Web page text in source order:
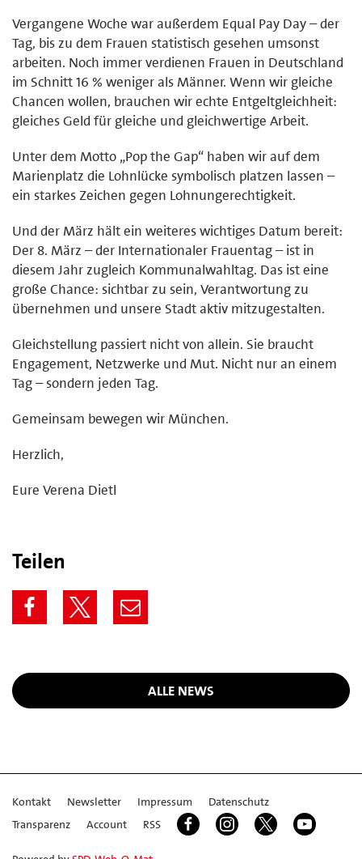
Vergangene Woche war außerdem Equal Pay Day – der
Tag, bis zu dem Frauen statistisch gesehen umsonst
arbeiten. Noch immer verdienen Frauen in Deutschland
im Schnitt 16 % weniger als Männer. Wenn wir gleiche
Chancen wollen, brauchen wir echte Entgeltgleichheit:
gleiches Geld für gleiche und gleichwertige Arbeit.
Unter dem Motto „Pop the Gap“ haben wir auf dem
Marienplatz die Lohnlücke symbolisch platzen lassen –
ein starkes Zeichen gegen Lohnungerechtigkeit.
Und der März hält ein weiteres wichtiges Datum bereit:
Der 8. März – der Internationaler Frauentag – ist in
diesem Jahr zugleich Kommunalwahltag. Das ist eine
große Chance: sichtbar zu sein, Verantwortung zu
übernehmen und unsere Stadt aktiv mitzugestalten.
Gleichstellung passiert nicht von allein. Sie braucht
Engagement, Netzwerke und Mut. Nicht nur an einem
Tag – sondern jeden Tag.
Gemeinsam bewegen wir München.
Herzlich,
Eure Verena Dietl
Teilen
ALLE NEWS
Kontakt Newsletter Impressum
Datenschutz
Transparenz
Account RSS